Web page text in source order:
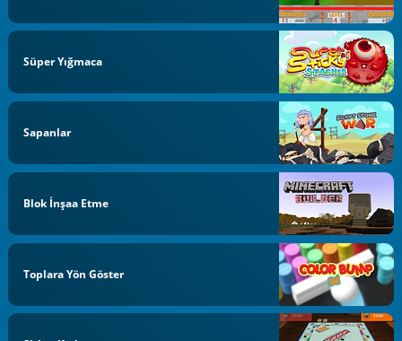
Süper Yığmaca
Sapanlar
Blok İnşaa Etme
Toplara Yön Göster